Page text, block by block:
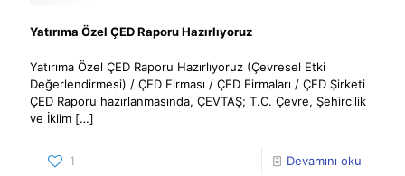
Yatırıma Özel ÇED Raporu Hazırlıyoruz
Yatırıma Özel ÇED Raporu Hazırlıyoruz (Çevresel Etki
Değerlendirmesi) / ÇED Firması / ÇED Firmaları / ÇED Şirketi
ÇED Raporu hazırlanmasında, ÇEVTAŞ; T.C. Çevre, Şehircilik
ve İklim […]
1 Devamını oku